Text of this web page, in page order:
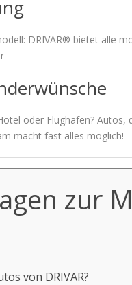
DRIVAR® bietet alle
oder Flughafen?
macht fast alles möglich!
zur
von DRIVAR?